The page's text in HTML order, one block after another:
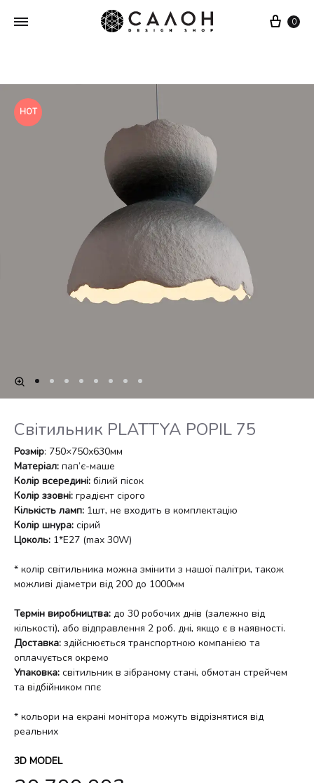
Cart
0
HOT
Світильник PLATTYA POPIL 75
Розмір: 750×750х630мм
Матеріал: пап’є-маше
Колір всередині: білий пісок
Колір ззовні: градієнт сірого
Кількість ламп: 1шт, не входить в комплектацію
Колір шнура: сірий
Цоколь: 1*E27 (max 30W)
* колір світильника можна змінити з нашої палітри, також
можливі діаметри від 200 до 1000мм
Термін виробництва: до 30 робочих днів (залежно від
кількості), або відправлення 2 роб. дні, якщо є в наявності.
Доставка: здійснюється транспортною компанією та
оплачується окремо
Упаковка: світильник в зібраному стані, обмотан стрейчем
та відбійником ппє
* кольори на екрані монітора можуть відрізнятися від
реальних
3D MODEL